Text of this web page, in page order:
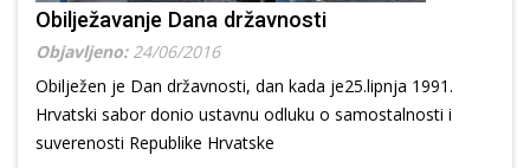
Obilježavanje Dana državnosti
Objavljeno: 24/06/2016
Obilježen je Dan državnosti, dan kada je25.lipnja 1991.
Hrvatski sabor donio ustavnu odluku o samostalnosti i
suverenosti Republike Hrvatske